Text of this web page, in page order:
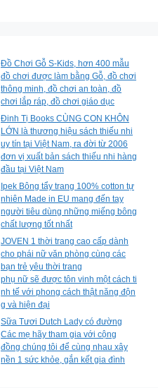
Đồ Chơi Gỗ S-Kids, hơn 400 mẫu
đồ chơi được làm bằng Gỗ, đồ chơi
thông minh, đồ chơi an toàn, đồ
chơi lắp ráp, đồ chơi giáo dục
Đinh Tị Books CÙNG CON KHÔN
LỚN là thương hiệu sách thiếu nhi
uy tín tại Việt Nam, ra đời từ 2006
đơn vị xuất bản sách thiếu nhi hàng
đầu tại Việt Nam
Ipek Bông tẩy trang 100% cotton tự
nhiên Made in EU mang đến tay
người tiêu dùng những miếng bông
chất lượng tốt nhất
JOVEN 1 thời trang cao cấp dành
cho phái nữ văn phòng cùng các
bạn trẻ yêu thời trang
phụ nữ sẽ được tôn vinh một cách ti
nh tế với phong cách thật năng độn
g và hiện đại
Sữa Tươi Dutch Lady có đường
Các mẹ hãy tham gia với cộng
đồng chúng tôi để cùng nhau xây
nền 1 sức khỏe, gắn kết gia đình